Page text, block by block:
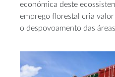
económica deste
emprego florestal cria
o despovoamento das